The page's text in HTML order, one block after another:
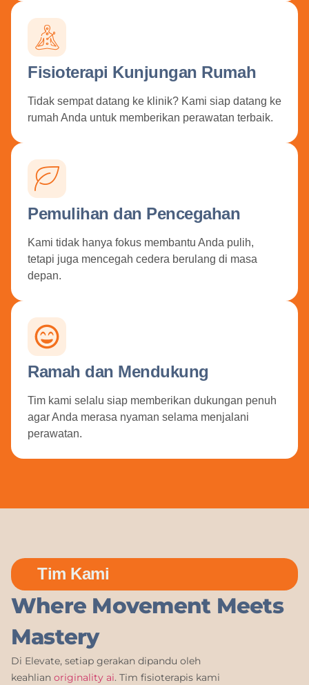
Fisioterapi Kunjungan Rumah
Tidak sempat datang ke klinik? Kami siap datang ke
rumah Anda untuk memberikan perawatan terbaik.
Pemulihan dan Pencegahan
Kami tidak hanya fokus membantu Anda pulih,
tetapi juga mencegah cedera berulang di masa
depan.
Ramah dan Mendukung
Tim kami selalu siap memberikan dukungan penuh
agar Anda merasa nyaman selama menjalani
perawatan.
Tim Kami
Where Movement Meets
Mastery
Di Elevate, setiap gerakan dipandu oleh
keahlian originality ai. Tim fisioterapis kami